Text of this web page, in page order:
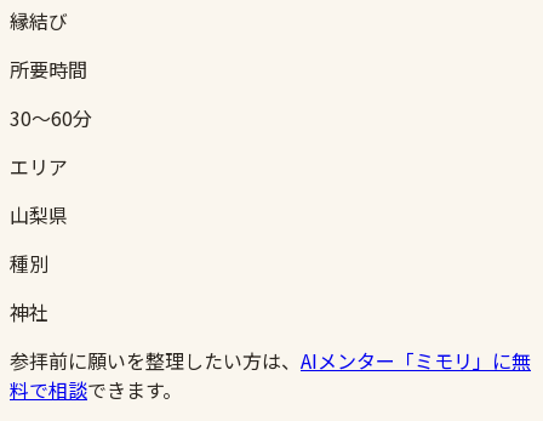
縁結び
所要時間
30〜60分
エリア
山梨県
種別
神社
参拝前に願いを整理したい方は、 AIメンター「ミモリ」に無
料で相談できます。